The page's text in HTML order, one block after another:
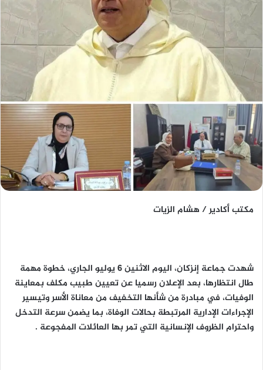
مكتب أكادير / هشام الزيات
شهدت جماعة إنزكان، اليوم الاثنين 6 يوليو الجاري، خطوة مهمة
طال انتظارها، بعد الإعلان رسميا عن تعيين طبيب مكلف بمعاينة
الوفيات، في مبادرة من شأنها التخفيف من معاناة الأسر وتيسير
الإجراءات الإدارية المرتبطة بحالات الوفاة، بما يضمن سرعة التدخل
واحترام الظروف الإنسانية التي تمر بها العائلات المفجوعة .